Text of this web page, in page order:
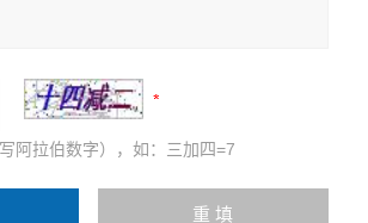
阿拉伯数字），如：三加四=7